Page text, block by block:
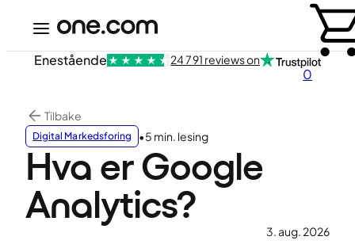
0
Enestående 24 791 reviews on
Tilbake
Digital Markedsforing •5 min. lesing
Hva er Google
Analytics?
3. aug. 2026